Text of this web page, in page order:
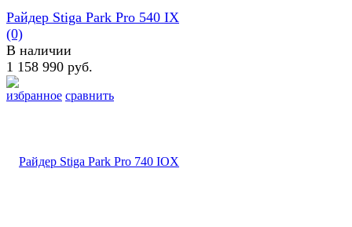
избранное сравнить
Райдер Stiga Park Pro 540 IX
(0)
В наличии
1 158 990 руб.